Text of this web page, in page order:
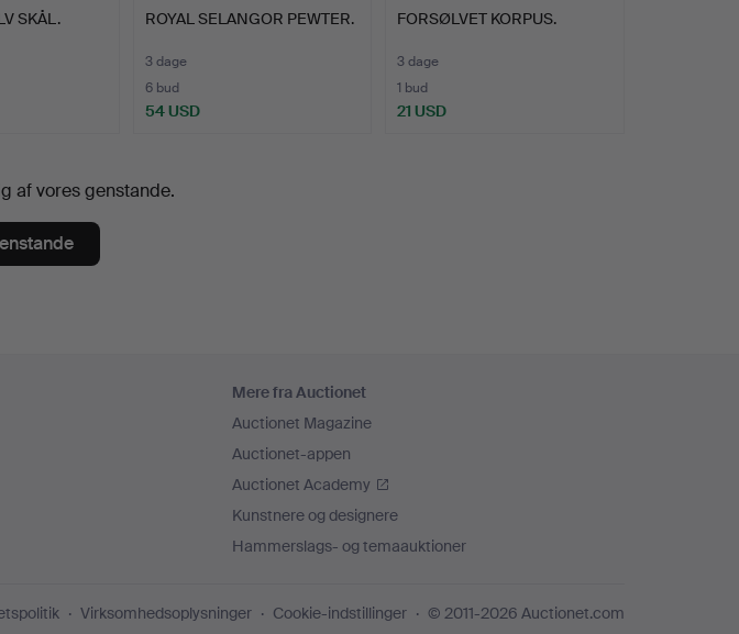
SKÅL. ROYAL SELANGOR PEWTER.
3 dage
6 bud
54 USD
FORSØLVET KORPUS.
3 dage
1 bud
21 USD
af vores genstande.
Mere fra Auctionet
Auctionet Magazine
Auctionet-appen
Auctionet Academy
Kunstnere og designere
Hammerslags- og temaauktioner
Virksomhedsoplysninger Cookie-indstillinger © 2011-2026 Auctionet.com